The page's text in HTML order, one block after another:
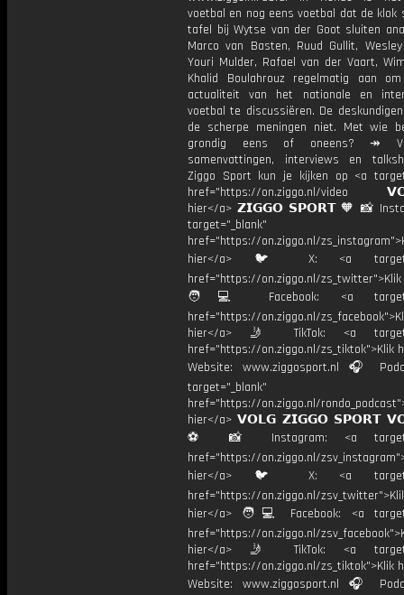
voetbal en nog eens voetbal dat de klok
tafel bij Wytse van der Goot sluiten
Marco van Basten, Ruud Gullit,
Youri Mulder, Rafael van der Vaart,
Khalid Boulahrouz regelmatig aan
actualiteit van het nationale en
voetbal te discussiëren. De
de scherpe meningen niet. Met wie
grondig eens of oneens? ↠
samenvattingen, interviews en
Ziggo Sport kun je kijken op <a
href="https://on.ziggo.nl/video
hier</a> 𝗭𝗜𝗚𝗚𝗢 𝗦𝗣𝗢𝗥𝗧 🧡 📸
target="_blank"
href="https://on.ziggo.nl/
hier</a> 🐦 X: <a
href="https://on.ziggo.nl/
🧑💻 Facebook: <a
href="https://on.ziggo.nl/
hier</a> 🤳 TikTok: <a
href="https://on.ziggo.nl/zs_tiktok">Klik
Website: www.ziggosport.nl 🎧
target="_blank"
href="https://on.ziggo.nl/
hier</a> 𝗩𝗢𝗟𝗚 𝗭𝗜𝗚𝗚𝗢 𝗦𝗣𝗢𝗥𝗧
⚽️ 📸 Instagram: <a
href="https://on.ziggo.nl/
hier</a> 🐦 X: <a
href="https://on.ziggo.nl/
hier</a> 🧑💻 Facebook: <a
href="https://on.ziggo.nl/
hier</a> 🤳 TikTok: <a
href="https://on.ziggo.nl/zs_tiktok">Klik
Website: www.ziggosport.nl 🎧